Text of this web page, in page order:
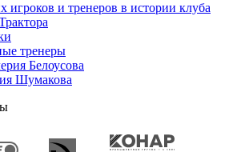
игроков и тренеров в истории клуба
тренеры
Белоусова
Шумакова